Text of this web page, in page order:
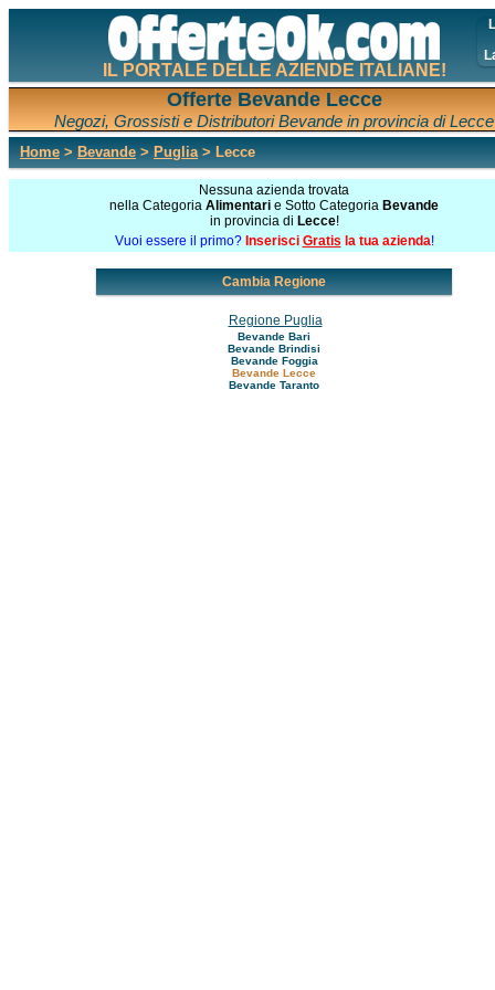
IL PORTALE DELLE AZIENDE ITALIANE!
Offerte Bevande Lecce
Negozi, Grossisti e Distributori Bevande in provincia di Lecce
Home > Bevande > Puglia> Lecce
Nessuna azienda trovata
nella Categoria Alimentari e Sotto Categoria Bevande
in provincia di Lecce!
Vuoi essere il primo? Inserisci Gratis la tua azienda!
Cambia Regione
Regione Puglia
Bevande Bari
Bevande Brindisi
Bevande Foggia
Bevande Lecce
Bevande Taranto